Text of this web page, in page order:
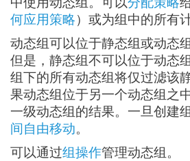
何应用策略）或为组中的所有
动态组可以位于静态组或动态
但是，静态组不可以位于动态
组下的所有动态组将仅过滤该
果动态组位于另一个动态组之
一级动态组的结果。一旦创建
间自由移动。
可以通过组操作管理动态组。